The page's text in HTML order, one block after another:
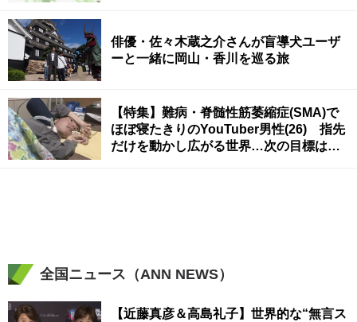
俳優・佐々木蔵之介さんが盲導犬ユーザ
ーと一緒に岡山・香川を巡る旅
【特集】難病・脊髄性筋萎縮症(SMA)で
ほぼ寝たきりのYouTuber男性(26) 指先
だけを動かし広がる世界…次の目標は
全国ニュース（ANN NEWS）
【近藤真彦＆高島礼子】世界的な“無言ス